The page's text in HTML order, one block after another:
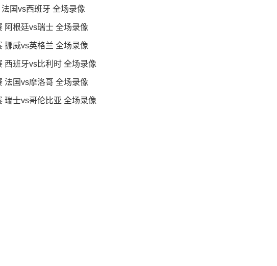
国vs西班牙 全场录像
阿根廷vs瑞士 全场录像
挪威vs英格兰 全场录像
西班牙vs比利时 全场录像
法国vs摩洛哥 全场录像
瑞士vs哥伦比亚 全场录像